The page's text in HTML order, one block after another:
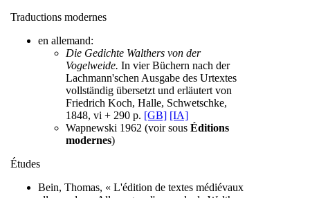
Traductions modernes
en allemand:
Die Gedichte Walthers von der
Vogelweide. In vier Büchern nach der
Lachmann'schen Ausgabe des Urtextes
vollständig übersetzt und erläutert von
Friedrich Koch, Halle, Schwetschke,
1848, vi + 290 p. [GB] [IA]
Wapnewski 1962 (voir sous Éditions
modernes)
Études
Bein, Thomas, « L'édition de textes médiévaux